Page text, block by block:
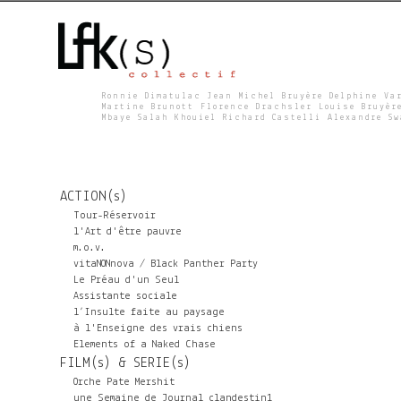
F
K
S
Ronnie Dimatulac Jean Michel Bruyère Delphine
Martine Brunott Florence Drachsler Louise
Mbaye Salah Khouiel Richard Castelli Alexandre
ACTION(s)
Tour-Réservoir
l'Art d'être pauvre
m.o.v.
vitaNONnova / Black Panther Party
Le Préau d'un Seul
Assistante sociale
l’Insulte faite au paysage
à l'Enseigne des vrais chiens
Elements of a Naked Chase
FILM(s) & SERIE(s)
Orche Pate Mershit
une Semaine de Journal clandestin1